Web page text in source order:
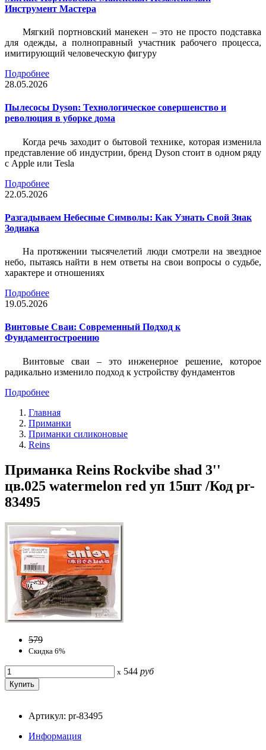
Инструмент Мастера
Мягкий портновский манекен – это не просто подставка
для одежды, а полноправный участник рабочего процесса,
имитирующий человеческую фигуру
Подробнее
28.05.2026
Пылесосы Dyson: Технологическое совершенство и
революция в уборке дома
Когда речь заходит о бытовой технике, которая изменила
представление об индустрии, бренд Dyson стоит в одном ряду
с Apple или Tesla
Подробнее
22.05.2026
Разгадываем Небесные Символы: Как Узнать Свой Знак
Зодиака
На протяжении тысячелетий люди смотрели на звездное
небо, пытаясь найти в нем ответы на свои вопросы о судьбе,
характере и отношениях
Подробнее
19.05.2026
Винтовые Сваи: Современный Подход к
Фундаментостроению
Винтовые сваи – это инженерное решение, которое
радикально изменило подход к устройству фундаментов
Подробнее
Главная
Приманки
Приманки силиконовые
Reins
Приманка Reins Rockvibe shad 3''
цв.025 watermelon red уп 15шт /Код pr-
83495
579
Скидка 6%
x 544 руб
Артикул: pr-83495
Информация